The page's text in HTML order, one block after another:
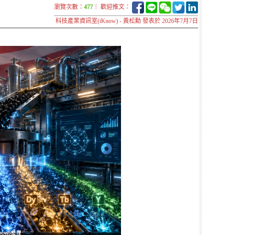
瀏覽次數： 477 ｜ 歡迎推文：
科技產業資訊室(iKnow) - 黃松勳 發表於 2026年7月7日